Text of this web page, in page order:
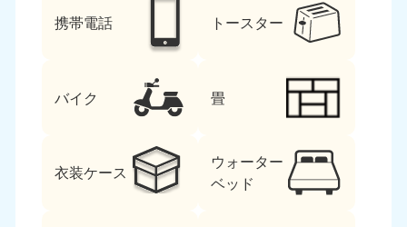
携帯電話 トースター
バイク 畳
衣装ケース
ウォーター
ベッド